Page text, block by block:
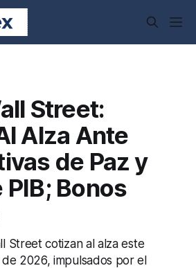
Street:
Alza Ante
de Paz y
Bonos
Street cotizan al alza este
2026, impulsados por el